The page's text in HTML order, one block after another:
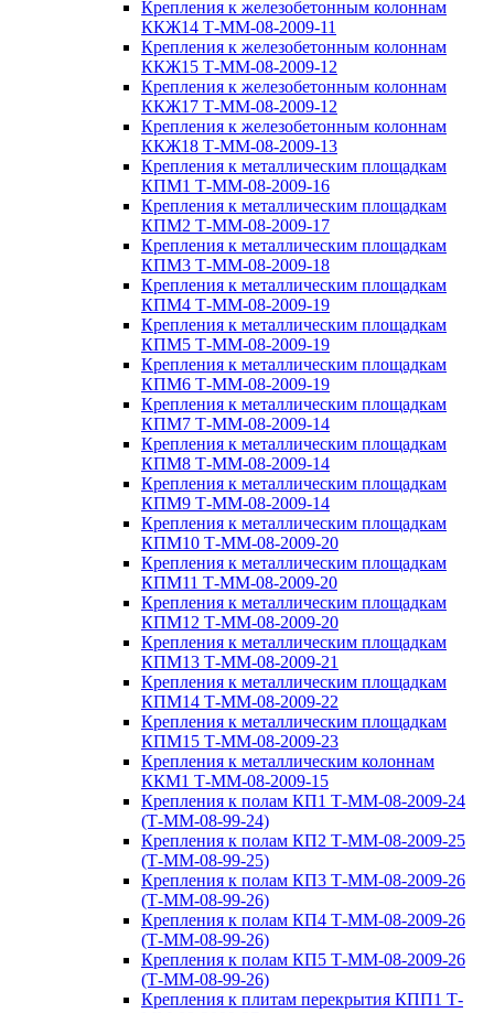
Крепления к железобетонным колоннам
ККЖ14 Т-ММ-08-2009-11
Крепления к железобетонным колоннам
ККЖ15 Т-ММ-08-2009-12
Крепления к железобетонным колоннам
ККЖ17 Т-ММ-08-2009-12
Крепления к железобетонным колоннам
ККЖ18 Т-ММ-08-2009-13
Крепления к металлическим площадкам
КПМ1 Т-ММ-08-2009-16
Крепления к металлическим площадкам
КПМ2 Т-ММ-08-2009-17
Крепления к металлическим площадкам
КПМ3 Т-ММ-08-2009-18
Крепления к металлическим площадкам
КПМ4 Т-ММ-08-2009-19
Крепления к металлическим площадкам
КПМ5 Т-ММ-08-2009-19
Крепления к металлическим площадкам
КПМ6 Т-ММ-08-2009-19
Крепления к металлическим площадкам
КПМ7 Т-ММ-08-2009-14
Крепления к металлическим площадкам
КПМ8 Т-ММ-08-2009-14
Крепления к металлическим площадкам
КПМ9 Т-ММ-08-2009-14
Крепления к металлическим площадкам
КПМ10 Т-ММ-08-2009-20
Крепления к металлическим площадкам
КПМ11 Т-ММ-08-2009-20
Крепления к металлическим площадкам
КПМ12 Т-ММ-08-2009-20
Крепления к металлическим площадкам
КПМ13 Т-ММ-08-2009-21
Крепления к металлическим площадкам
КПМ14 Т-ММ-08-2009-22
Крепления к металлическим площадкам
КПМ15 Т-ММ-08-2009-23
Крепления к металлическим колоннам
ККМ1 Т-ММ-08-2009-15
Крепления к полам КП1 Т-ММ-08-2009-24
(Т-ММ-08-99-24)
Крепления к полам КП2 Т-ММ-08-2009-25
(Т-ММ-08-99-25)
Крепления к полам КП3 Т-ММ-08-2009-26
(Т-ММ-08-99-26)
Крепления к полам КП4 Т-ММ-08-2009-26
(Т-ММ-08-99-26)
Крепления к полам КП5 Т-ММ-08-2009-26
(Т-ММ-08-99-26)
Крепления к плитам перекрытия КПП1 Т-